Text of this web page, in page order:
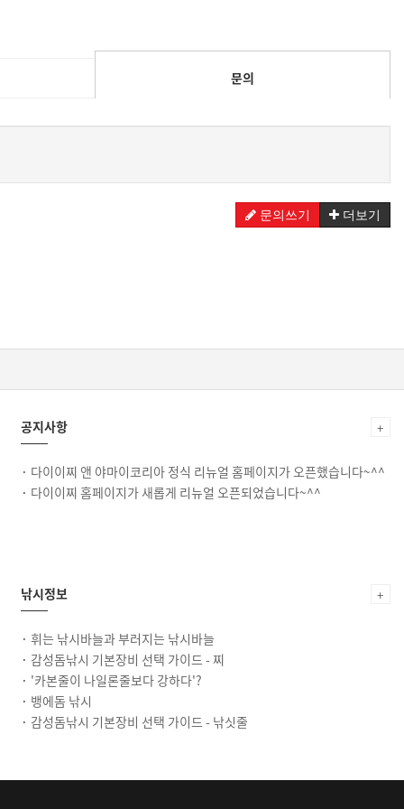
문의
문의쓰기 더보기
공지사항 +
· 다이이찌 앤 야마이코리아 정식 리뉴얼 홈페이지가 오픈했습니다~^^
· 다이이찌 홈페이지가 새롭게 리뉴얼 오픈되었습니다~^^
낚시정보 +
·휘는 낚시바늘과 부러지는 낚시바늘
· 감성돔낚시 기본장비 선택 가이드 - 찌
· '카본줄이 나일론줄보다 강하다'?
· 뱅에돔 낚시
· 감성돔낚시 기본장비 선택 가이드 - 낚싯줄